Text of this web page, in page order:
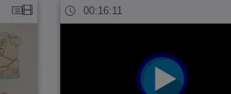
00:16:11